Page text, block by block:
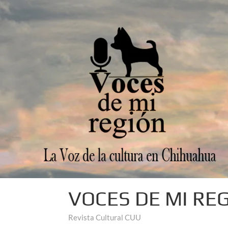
VOCES DE MI
Revista Cultural CUU